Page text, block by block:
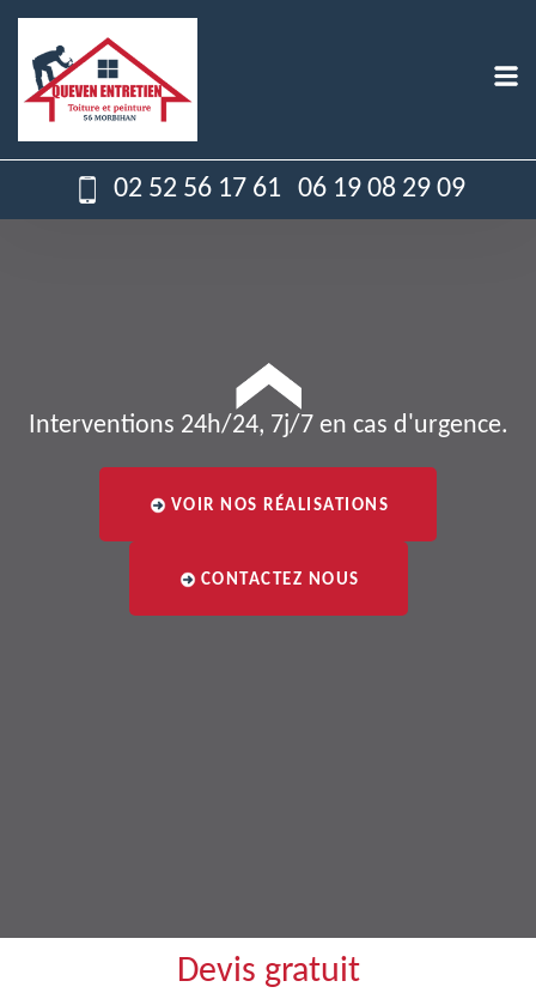
02 52 56 17 61 06 19 08 29 09
Interventions 24h/24, 7j/7 en cas d'urgence.
VOIR NOS RÉALISATIONS
CONTACTEZ NOUS
Devis gratuit